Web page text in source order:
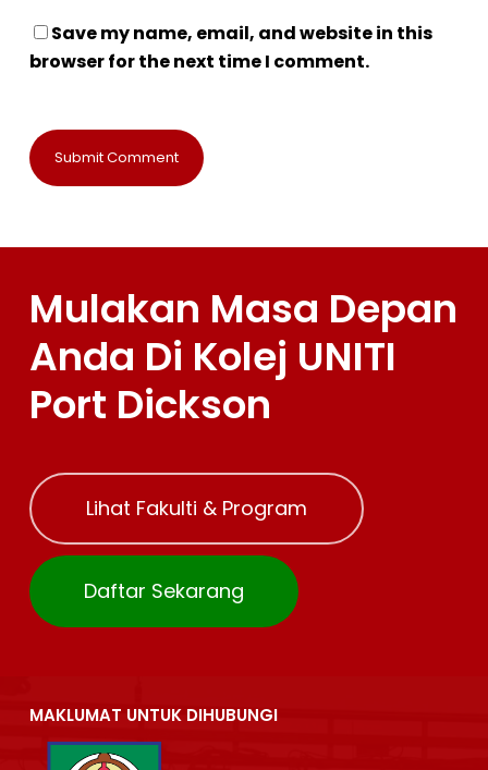
Save my name, email, and website in this
browser for the next time I comment.
Mulakan Masa Depan
Anda Di Kolej UNITI
Port Dickson
Lihat Fakulti & Program
Daftar Sekarang
MAKLUMAT UNTUK DIHUBUNGI